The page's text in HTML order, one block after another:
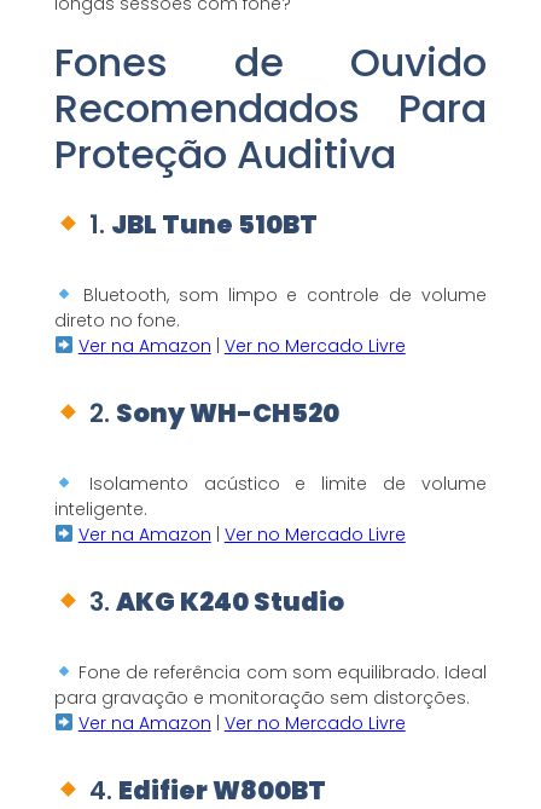
Fones de Ouvido
Recomendados Para
Proteção Auditiva
1. JBL Tune 510BT
Bluetooth, som limpo e controle de volume
direto no fone.
Ver na Amazon | Ver no Mercado Livre
2. Sony WH-CH520
Isolamento acústico e limite de volume
inteligente.
Ver na Amazon | Ver no Mercado Livre
3. AKG K240 Studio
Fone de referência com som equilibrado. Ideal
para gravação e monitoração sem distorções.
Ver na Amazon | Ver no Mercado Livre
4. Edifier W800BT